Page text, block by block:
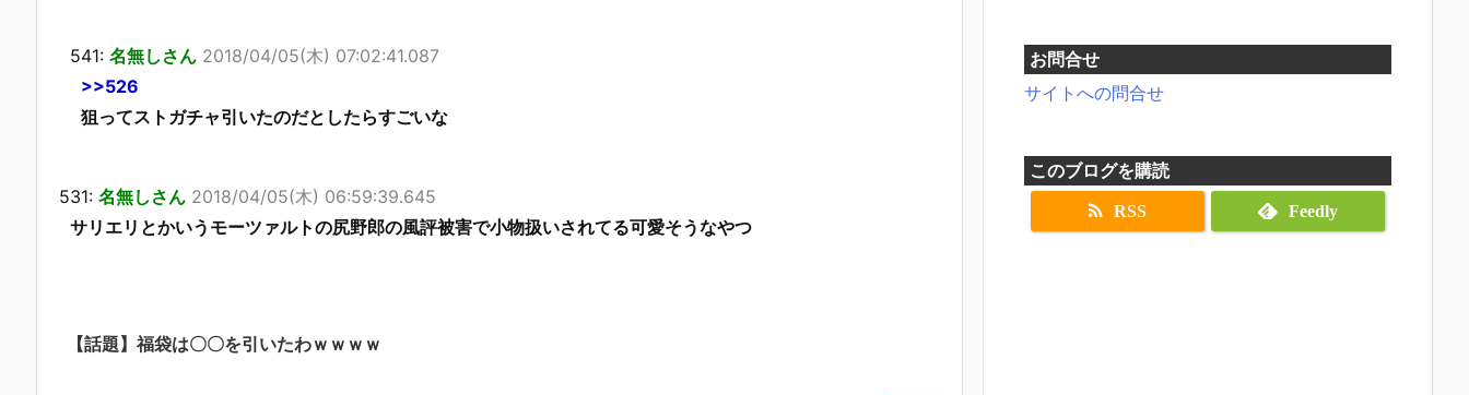
541: 名無しさん 2018/04/05(木) 07:02:41.087
>>526
狙ってストガチャ引いたのだとしたらすごいな
531: 名無しさん 2018/04/05(木) 06:59:39.645
サリエリとかいうモーツァルトの尻野郎の風評被害で小物扱いされてる可愛そうなやつ
【話題】福袋は〇〇を引いたわｗｗｗｗ
お問合せ
サイトへの問合せ
このブログを購読
RSS Feedly